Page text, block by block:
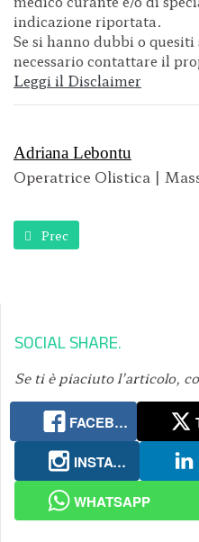
indicazione riportata.
Se si hanno dubbi o
necessario contattare il
Leggi il Disclaimer
Adriana Lebontu
Operatrice Olistica |
Articolo precedente:
Prec
SOCIAL SHARE
Se ti è piaciuto l’articolo,
FACEBOOK
INSTAGRAM
WHATSAPP